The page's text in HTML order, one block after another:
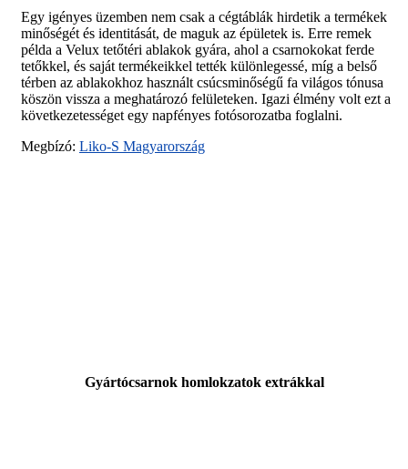
Egy igényes üzemben nem csak a cégtáblák hirdetik a termékek
minőségét és identitását, de maguk az épületek is. Erre remek
példa a Velux tetőtéri ablakok gyára, ahol a csarnokokat ferde
tetőkkel, és saját termékeikkel tették különlegessé, míg a belső
térben az ablakokhoz használt csúcsminőségű fa világos tónusa
köszön vissza a meghatározó felületeken. Igazi élmény volt ezt a
következetességet egy napfényes fotósorozatba foglalni.
Megbízó: Liko-S Magyarország
Gyártócsarnok homlokzatok extrákkal